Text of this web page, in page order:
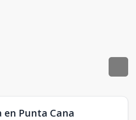
en Punta Cana